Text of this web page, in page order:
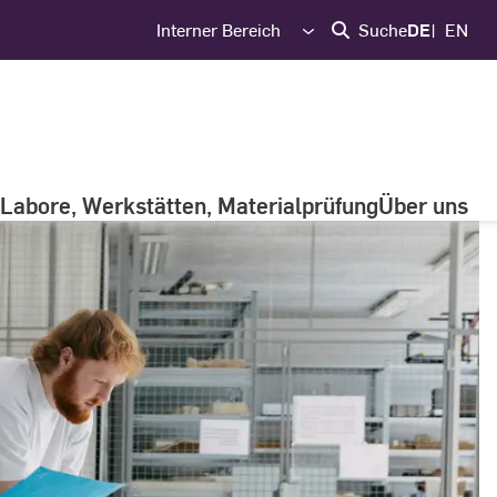
Interner Bereich SucheDE EN
Labore, Werkstätten, MaterialprüfungÜber uns